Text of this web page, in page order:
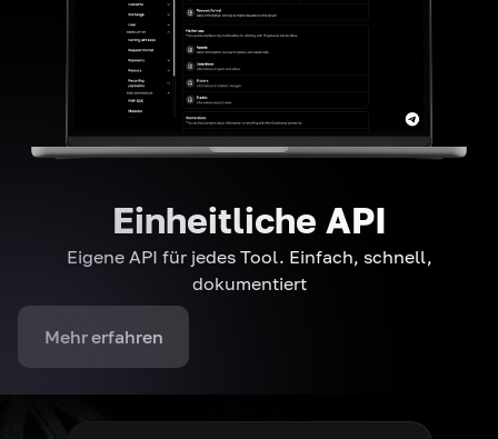
Einheitliche API
Eigene API für jedes Tool. Einfach, schnell,
dokumentiert
Mehr erfahren